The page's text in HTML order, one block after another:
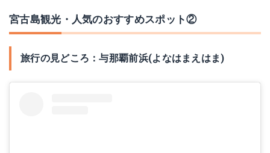
宮古島観光・人気のおすすめスポット②
旅行の見どころ：与那覇前浜(よなはまえはま)